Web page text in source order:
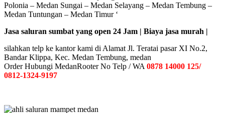
Polonia – Medan Sungai – Medan Selayang – Medan Tembung –
Medan Tuntungan – Medan Timur ‘
Jasa saluran sumbat yang open 24 Jam | Biaya jasa murah |
silahkan telp ke kantor kami di Alamat Jl. Teratai pasar XI No.2,
Bandar Klippa, Kec. Medan Tembung, medan
Order Hubungi MedanRooter No Telp / WA 0878 14000 125/
0812-1324-9197